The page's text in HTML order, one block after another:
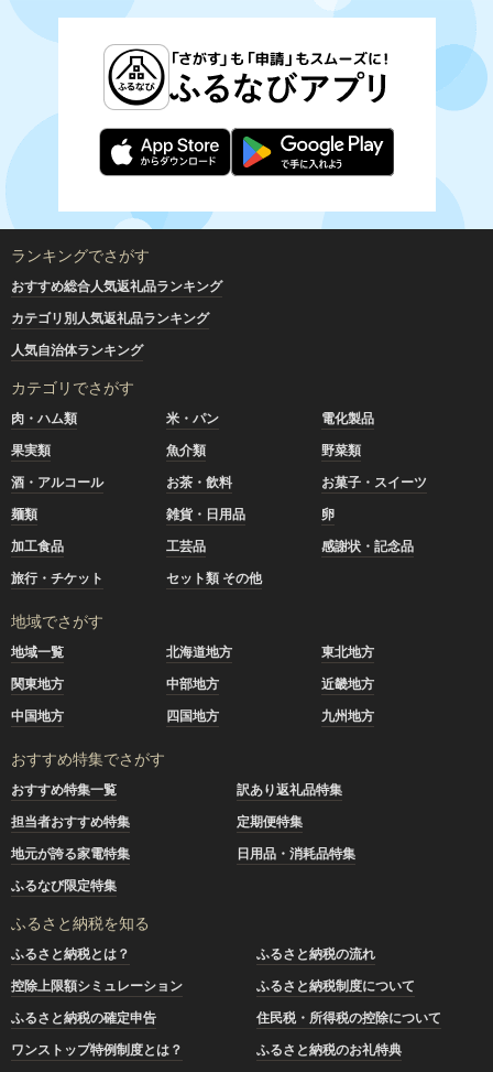
ランキングでさがす
おすすめ総合人気返礼品ランキング
カテゴリ別人気返礼品ランキング
人気自治体ランキング
カテゴリでさがす
肉・ハム類 米・パン
電化製品
果実類
魚介類
野菜類
酒・アルコール
お茶・飲料
お菓子・スイーツ
麺類
雑貨・日用品
卵
加工食品
工芸品
感謝状・記念品
旅行・チケット
セット類 その他
地域でさがす
地域一覧 北海道地方
東北地方
関東地方
中部地方
近畿地方
中国地方
四国地方 九州地方
おすすめ特集でさがす
おすすめ特集一覧
訳あり返礼品特集
担当者おすすめ特集
定期便特集
地元が誇る家電特集
日用品・消耗品特集
ふるなび限定特集
ふるさと納税を知る
ふるさと納税とは？
ふるさと納税の流れ
控除上限額シミュレーション
ふるさと納税制度について
ふるさと納税の確定申告
住民税・所得税の控除について
ワンストップ特例制度とは？
ふるさと納税のお礼特典